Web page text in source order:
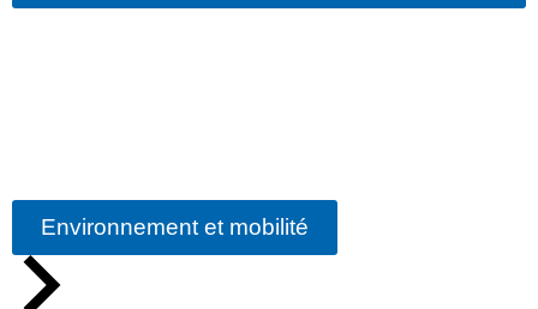
Environnement et mobilité